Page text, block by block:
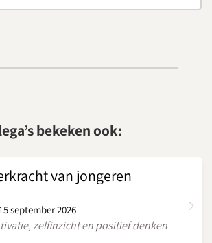
bekeken ook:
van jongeren
september 2026
zelfinzicht en positief denken